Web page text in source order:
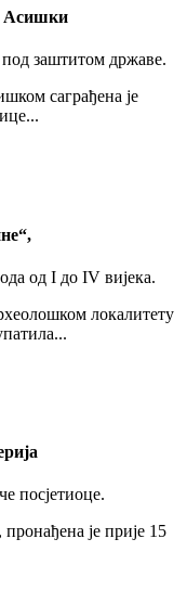
заштитом државе.
саграђена је
од I до IV вијека.
локалитету
посјетиоце.
је прије 15